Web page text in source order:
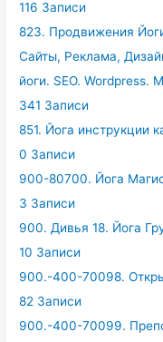
116 Записи
823. Продвижения
Сайты, Реклама,
йоги. SEO. Wordpress.
341 Записи
851. Йога инструкции
0 Записи
900-80700. Йога
3 Записи
900. Дивья 18. Йога
10 Записи
900.-400-70098.
82 Записи
900.-400-70099.